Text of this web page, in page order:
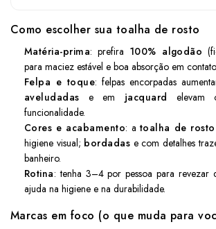
Como escolher sua toalha de rosto
Matéria-prima: prefira 100% algodão
para maciez estável e boa absorção em
Felpa e toque: felpas encorpadas
aveludadas e em jacquard elevam
funcionalidade.
Cores e acabamento: a toalha de
higiene visual; bordadas e com detalhes
banheiro.
Rotina: tenha 3–4 por pessoa para revezar
ajuda na higiene e na durabilidade.
Marcas em foco (o que muda para